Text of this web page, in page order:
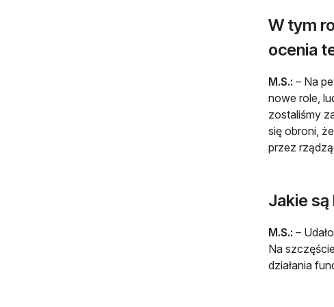
W tym
ocenia
M.S.: – Na
nowe role,
zostaliśmy
się obroni,
przez
Jakie
M.S.: –
Na
działania